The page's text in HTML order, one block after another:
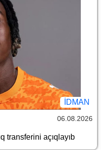
İDMAN
06.08.2026
transferini açıqlayıb